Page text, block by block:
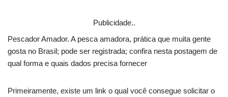
Publicidade..
Pescador Amador. A pesca amadora, prática que muita gente
gosta no Brasil; pode ser registrada; confira nesta postagem de
qual forma e quais dados precisa fornecer
Primeiramente, existe um link o qual você consegue solicitar o